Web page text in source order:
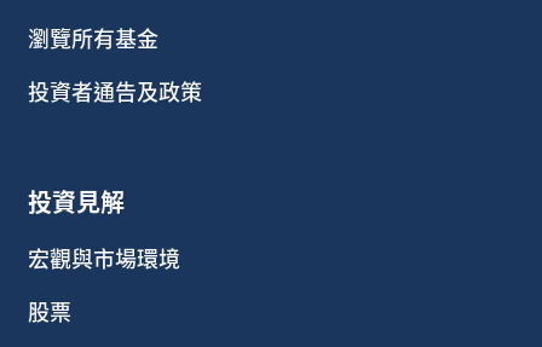
瀏覽所有基金
投資者通告及政策
投資見解
宏觀與市場環境
股票